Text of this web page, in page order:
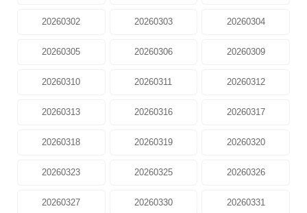
20260302 20260303 20260304
20260305 20260306 20260309
20260310 20260311 20260312
20260313 20260316 20260317
20260318 20260319 20260320
20260323 20260325 20260326
20260327 20260330 20260331